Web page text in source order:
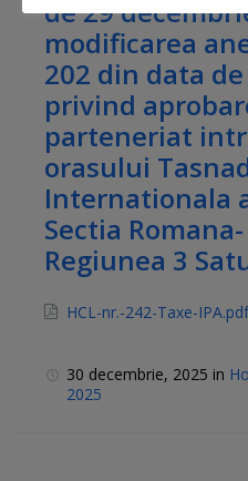
de 29
modificarea
202 din data
privind
parteneriat
orasului
Internationala
Sectia
Regiunea 3
HCL-nr.-242-Taxe-
30 decembrie, 2025 in
2025